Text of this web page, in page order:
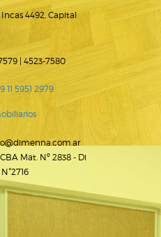
4492, Capital
| 4523-7580
11 5951 2979
Mat. Nº 2838 - Di